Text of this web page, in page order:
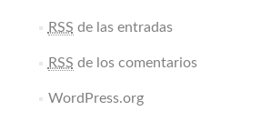
RSS de las entradas
RSS de los comentarios
WordPress.org